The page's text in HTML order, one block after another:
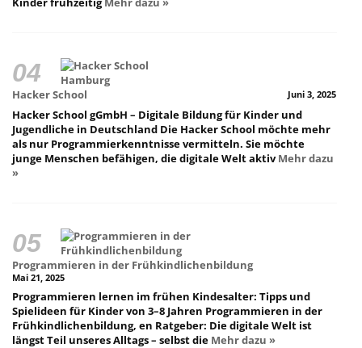
Hacker School Juni 3, 2025
Hacker School gGmbH – Digitale Bildung für Kinder und
Jugendliche in Deutschland Die Hacker School möchte mehr
als nur Programmierkenntnisse vermitteln. Sie möchte
junge Menschen befähigen, die digitale Welt aktivMehr dazu
»
Programmieren in der Frühkindlichenbildung
Mai 21, 2025
Programmieren lernen im frühen Kindesalter: Tipps und
Spielideen für Kinder von 3–8 Jahren Programmieren in der
Frühkindlichenbildung, en Ratgeber: Die digitale Welt ist
längst Teil unseres Alltags – selbst die Mehr dazu »